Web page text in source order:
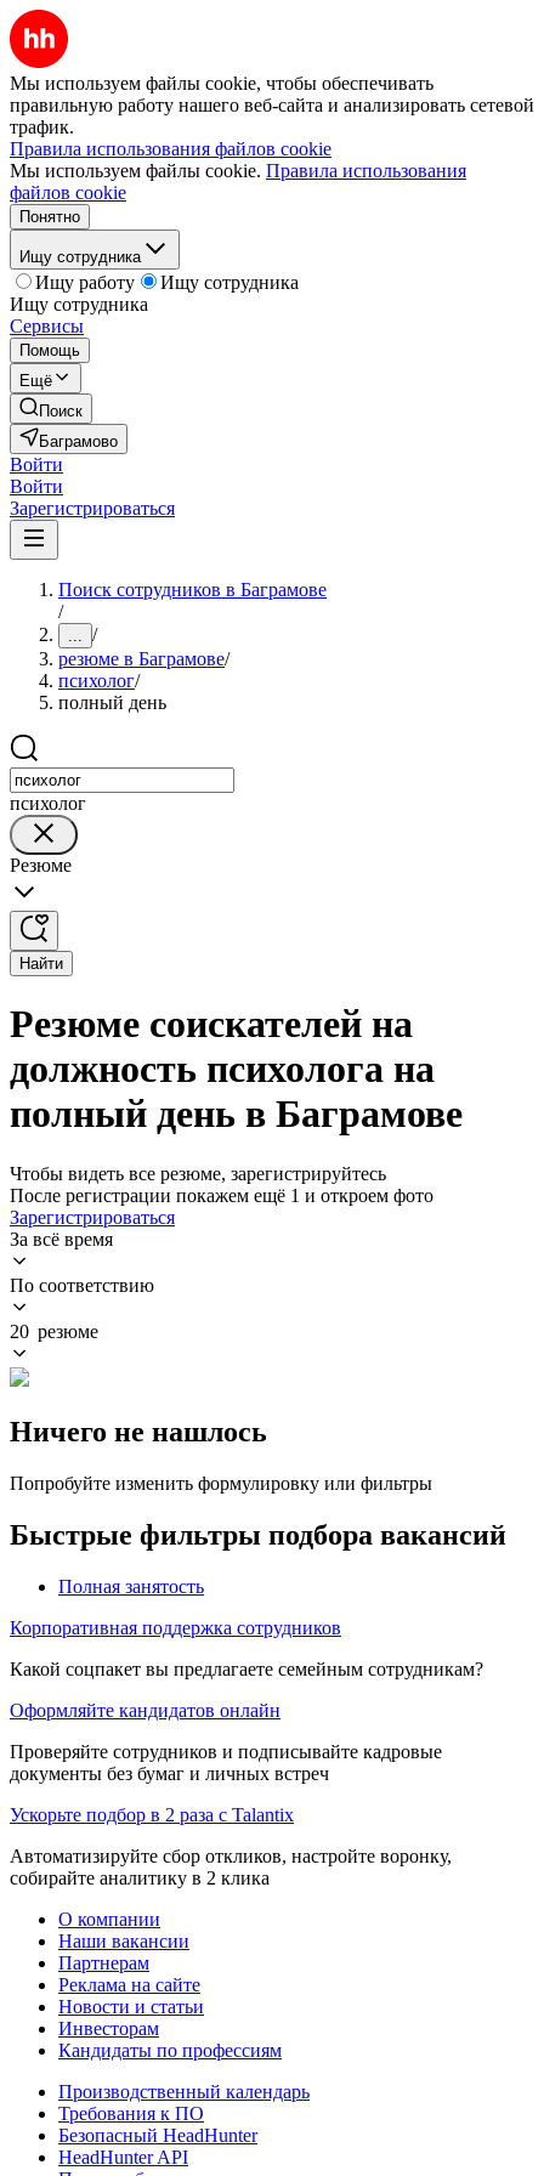
Мы используем файлы cookie, чтобы обеспечивать
правильную работу нашего веб-сайта и анализировать сетевой
трафик.
Правила использования файлов cookie
Мы используем файлы cookie. Правила использования
файлов cookie
Понятно
Ищу сотрудника
Ищу работу
Ищу сотрудника
Ищу сотрудника
Сервисы
Помощь
Ещё
Поиск
Баграмово
Войти
Войти
Зарегистрироваться
Поиск сотрудников в Баграмове
/
... /
резюме в Баграмове/
психолог/
полный день
психолог
Резюме
Найти
Резюме соискателей на
должность психолога на
полный день в Баграмове
Чтобы видеть все резюме, зарегистрируйтесь
После регистрации покажем ещё 1 и откроем фото
Зарегистрироваться
За всё время
По соответствию
20 резюме
Ничего не нашлось
Попробуйте изменить формулировку или фильтры
Быстрые фильтры подбора вакансий
Полная занятость
Корпоративная поддержка сотрудников
Какой соцпакет вы предлагаете семейным сотрудникам?
Оформляйте кандидатов онлайн
Проверяйте сотрудников и подписывайте кадровые
документы без бумаг и личных встреч
Ускорьте подбор в 2 раза с Talantix
Автоматизируйте сбор откликов, настройте воронку,
собирайте аналитику в 2 клика
О компании
Наши вакансии
Партнерам
Реклама на сайте
Новости и статьи
Инвесторам
Кандидаты по профессиям
Производственный календарь
Требования к ПО
Безопасный HeadHunter
HeadHunter API